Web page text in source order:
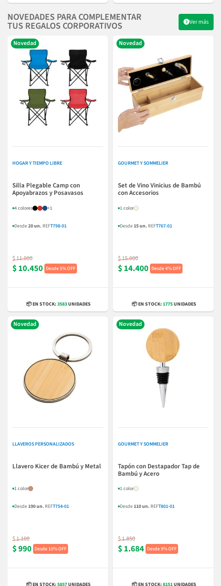
NOVEDADES PARA COMPLEMENTAR
TUS REGALOS CORPORATIVOS Ver más
Novedad
HOGAR Y TIEMPO LIBRE
Silla Plegable Camp con
Apoyabrazos y Posavasos
4 colores +1
Desde20 un. REFT798-01
$ 11.000
$ 10.450 5% OFF
📦 EN STOCK:3583UNIDADES
Novedad
GOURMET Y SOMMELIER
Set de Vino Vinicius de Bambú
con Accesorios
1 color
Desde15 un. REFT767-01
$ 15.000
$ 14.400 4% OFF
📦 EN STOCK:1775UNIDADES
Novedad
LLAVEROS PERSONALIZADOS
Llavero Kicer de Bambú y Metal
1 color
Desde190 un. REFT754-01
$ 1.100
$ 990 10% OFF
📦 EN STOCK:5857UNIDADES
Novedad
GOURMET Y SOMMELIER
Tapón con Destapador Tap de
Bambú y Acero
1 color
Desde110 un. REFT801-01
$ 1.850
$ 1.684 9% OFF
📦 EN STOCK:8151UNIDADES